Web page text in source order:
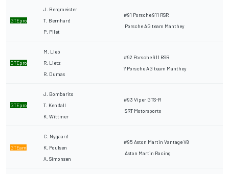
GTEpro
J. Bergmeister
T. Bernhard
P. Pilet
#91 Porsche 911 RSR
Porsche AG team Manthey
GTEpro
M. Lieb
R. Lietz
R. Dumas
#92 Porsche 911 RSR
? Porsche AG team Manthey
GTEpro
J. Bombarito
T. Kendall
K. Wittmer
#93 Viper GTS-R
SRT Motorsports
GTEam
C. Nygaard
K. Poulsen
A. Simonsen
#95 Aston Martin Vantage V8
Aston Martin Racing